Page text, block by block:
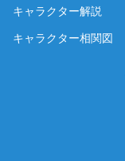
キャラクター解説
キャラクター相関図